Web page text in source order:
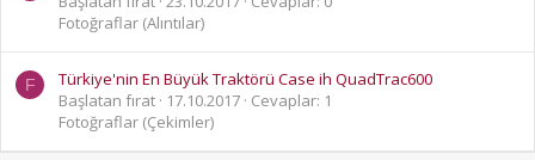
Fotoğraflar (Alıntılar)
F
Türkiye'nin En Büyük Traktörü Case ih QuadTrac600
Başlatan fırat
17.10.2017 Cevaplar: 1
Fotoğraflar (Çekimler)